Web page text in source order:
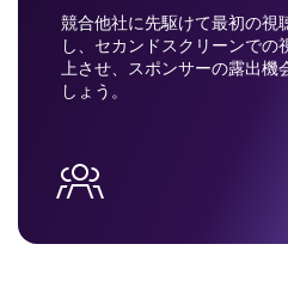
競合他社に先駆けて最初の視
し、セカンドスクリーンでの
上させ、スポンサーの露出機
しょう。